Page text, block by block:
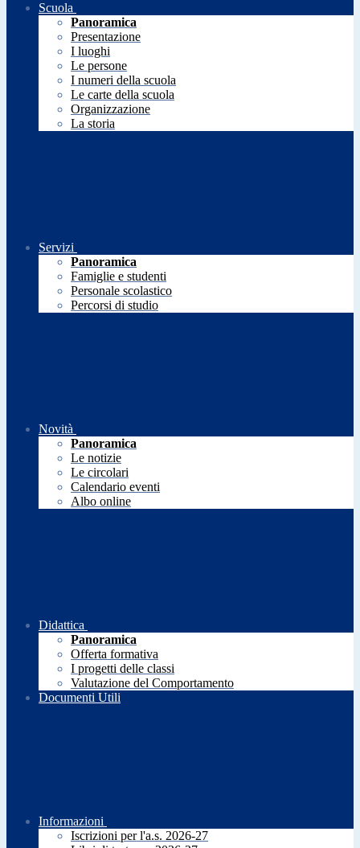
Scuola
Panoramica
Presentazione
I luoghi
Le persone
I numeri della scuola
Le carte della scuola
Organizzazione
La storia
Servizi
Panoramica
Famiglie e studenti
Personale scolastico
Percorsi di studio
Novità
Panoramica
Le notizie
Le circolari
Calendario eventi
Albo online
Didattica
Panoramica
Offerta formativa
I progetti delle classi
Valutazione del Comportamento
Documenti Utili
Informazioni
Iscrizioni per l'a.s. 2026-27